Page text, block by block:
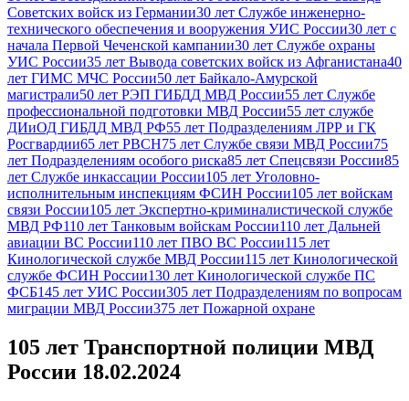
Советских войск из Германии30 лет Службе инженерно-
технического обеспечения и вооружения УИС России30 лет с
начала Первой Чеченской кампании30 лет Службе охраны
УИС России35 лет Вывода советских войск из Афганистана40
лет ГИМС МЧС России50 лет Байкало-Амурской
магистрали50 лет РЭП ГИБДД МВД России55 лет Службе
профессиональной подготовки МВД России55 лет службе
ДИиОД ГИБДД МВД РФ55 лет Подразделениям ЛРР и ГК
Росгвардии65 лет РВСН75 лет Службе связи МВД России75
лет Подразделениям особого риска85 лет Спецсвязи России85
лет Службе инкассации России105 лет Уголовно-
исполнительным инспекциям ФСИН России105 лет войскам
связи России105 лет Экспертно-криминалистической службе
МВД РФ110 лет Танковым войскам России110 лет Дальней
авиации ВС России110 лет ПВО ВС России115 лет
Кинологической службе МВД России115 лет Кинологической
службе ФСИН России130 лет Кинологической службе ПС
ФСБ145 лет УИС России305 лет Подразделениям по вопросам
миграции МВД России375 лет Пожарной охране
105 лет Транспортной полиции МВД
России 18.02.2024